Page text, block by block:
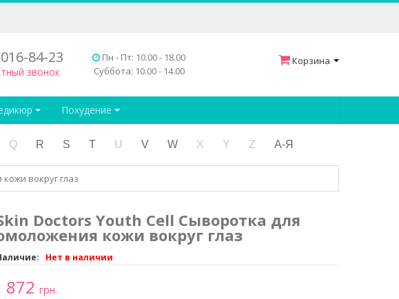
84-23
звонок
Пн - Пт: 10.00 - 18.00
Суббота: 10.00 - 14.00
Корзина
Похудение
Q R S T U V W X Y Z А-Я
вокруг глаз
Doctors Youth Cell Сыворотка для
кожи вокруг глаз
Нет в наличии
872 грн.